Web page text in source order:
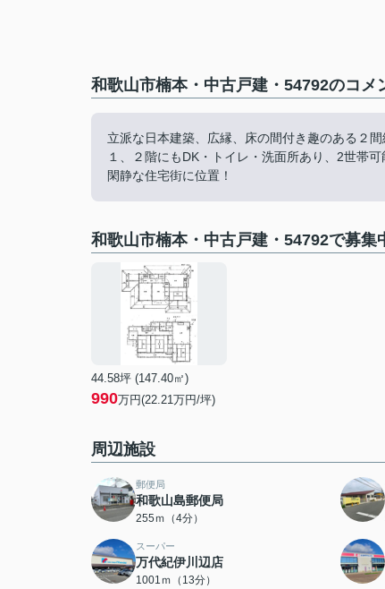
和歌山市楠本・中古戸建・54792のコメ
立派な日本建築、広縁、床の間付き趣のある２間
１、２階にもDK・トイレ・洗面所あり、2世帯可
閑静な住宅街に位置！
和歌山市楠本・中古戸建・54792で募集
44.58坪 (147.40㎡)
990万円(22.21万円/坪)
周辺施設
郵便局
和歌山島郵便局
255ｍ（4分）
スーパー
万代紀伊川辺店
1001ｍ（13分）